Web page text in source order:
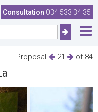
Consultation 034 533 34 35
Proposal 21 of 84